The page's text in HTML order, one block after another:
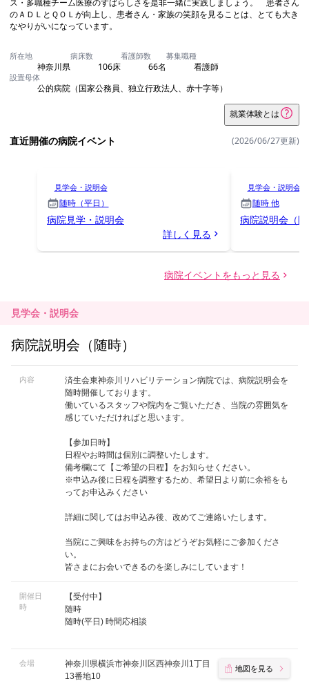
見学会・説明会
病院説明会（随時）
内容
済生会東神奈川リハビリテーション病院では、病院説明会を
随時開催しております。
働いているスタッフや院内をご覧いただき、当院の雰囲気を
感じていただければと思います。
【参加日時】
日程やお時間は個別に調整いたします。
備考欄にて【ご希望の日程】をお知らせください。
※申込み後に日程を調整するため、希望日より前に余裕をも
ってお申込みください
詳細に関してはお申込み後、改めてご連絡いたします。
当院にご興味をお持ちの方はどうぞお気軽にご参加くださ
い。
皆さまにお会いできるのを楽しみにしています！
開催日
時
【受付中】
随時
随時(平日) 時間応相談
会場
神奈川県横浜市神奈川区西神奈川1丁目
13番地10
地図を見る